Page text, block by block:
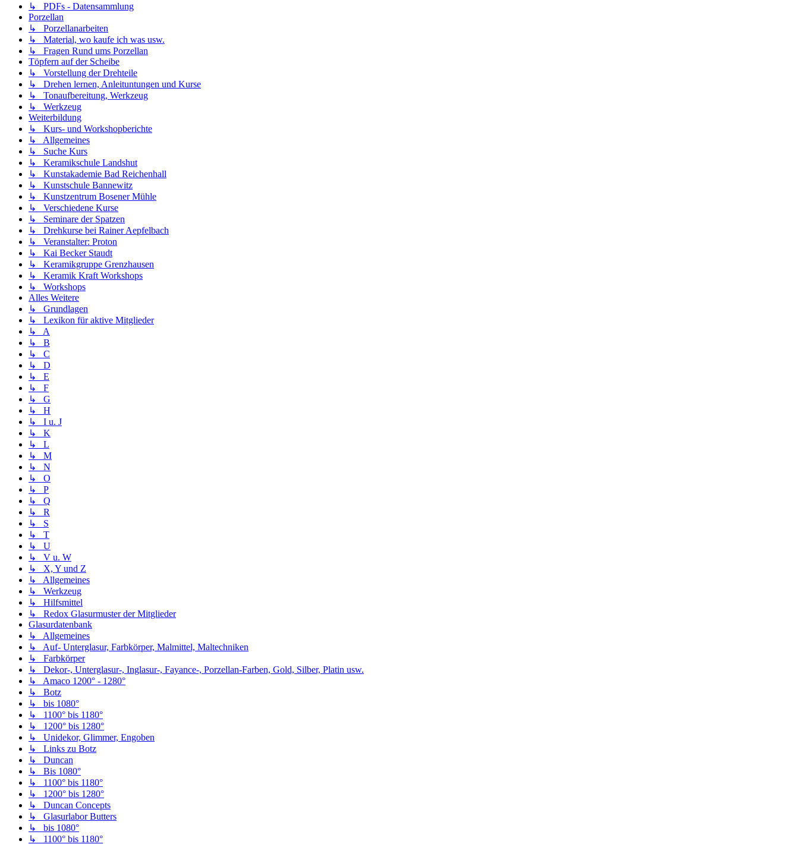
↳ PDFs - Datensammlung
Porzellan
↳ Porzellanarbeiten
↳ Material, wo kaufe ich was usw.
↳ Fragen Rund ums Porzellan
Töpfern auf der Scheibe
↳ Vorstellung der Drehteile
↳ Drehen lernen, Anleituntungen und Kurse
↳ Tonaufbereitung, Werkzeug
↳ Werkzeug
Weiterbildung
↳ Kurs- und Workshopberichte
↳ Allgemeines
↳ Suche Kurs
↳ Keramikschule Landshut
↳ Kunstakademie Bad Reichenhall
↳ Kunstschule Bannewitz
↳ Kunstzentrum Bosener Mühle
↳ Verschiedene Kurse
↳ Seminare der Spatzen
↳ Drehkurse bei Rainer Aepfelbach
↳ Veranstalter: Proton
↳ Kai Becker Staudt
↳ Keramikgruppe Grenzhausen
↳ Keramik Kraft Workshops
↳ Workshops
Alles Weitere
↳ Grundlagen
↳ Lexikon für aktive Mitglieder
↳ A
↳ B
↳ C
↳ D
↳ E
↳ F
↳ G
↳ H
↳ I u. J
↳ K
↳ L
↳ M
↳ N
↳ O
↳ P
↳ Q
↳ R
↳ S
↳ T
↳ U
↳ V u. W
↳ X, Y und Z
↳ Allgemeines
↳ Werkzeug
↳ Hilfsmittel
↳ Redox Glasurmuster der Mitglieder
Glasurdatenbank
↳ Allgemeines
↳ Auf- Unterglasur, Farbkörper, Malmittel, Maltechniken
↳ Farbkörper
↳ Dekor-, Unterglasur-, Inglasur-, Fayance-, Porzellan-Farben, Gold, Silber, Platin usw.
↳ Amaco 1200° - 1280°
↳ Botz
↳ bis 1080°
↳ 1100° bis 1180°
↳ 1200° bis 1280°
↳ Unidekor, Glimmer, Engoben
↳ Links zu Botz
↳ Duncan
↳ Bis 1080°
↳ 1100° bis 1180°
↳ 1200° bis 1280°
↳ Duncan Concepts
↳ Glasurlabor Butters
↳ bis 1080°
↳ 1100° bis 1180°